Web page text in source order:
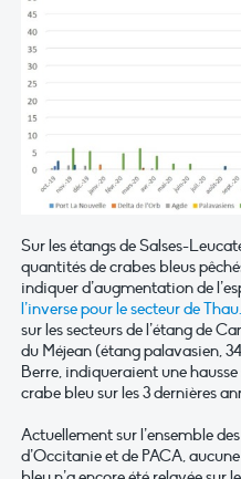
Sur les étangs de Salses-
quantités de crabes bleus
indiquer d’augmentation de
l’inverse pour le secteur de Thau.
sur les secteurs de l’étang de
du Méjean (étang palavasien,
Berre, indiqueraient une
crabe bleu sur les 3 dernières
Actuellement sur l’ensemble
d’Occitanie et de PACA,